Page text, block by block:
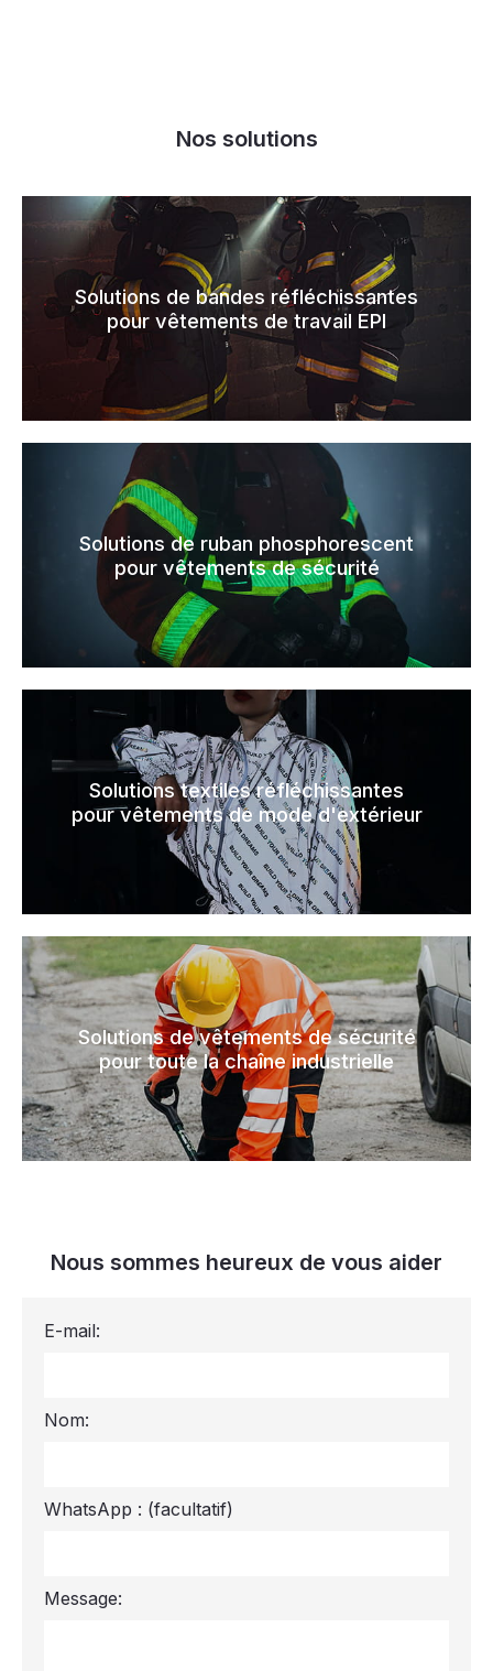
Nos solutions
Solutions de bandes réfléchissantes
pour vêtements de travail EPI
Solutions de ruban phosphorescent
pour vêtements de sécurité
Solutions textiles réfléchissantes
pour vêtements de mode d'extérieur
Solutions de vêtements de sécurité
pour toute la chaîne industrielle
Nous sommes heureux de vous aider
E-mail:
Nom:
WhatsApp : (facultatif)
Message: